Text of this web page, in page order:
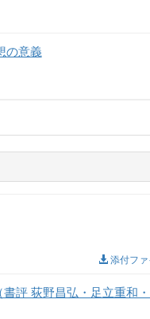
の意義
添付フ
評 荻野昌弘・足立重和